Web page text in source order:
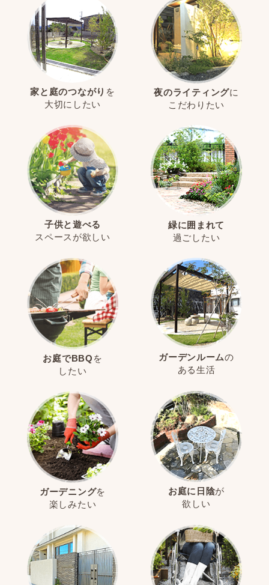
家と庭のつながり を
大切にしたい
夜のライティングに
こだわりたい
子供と遊べる
スペースが欲しい
緑に囲まれて
過ごしたい
お庭でBBQ を
したい
ガーデンルームの
ある生活
ガーデニングを
楽しみたい
お庭に日陰が
欲しい